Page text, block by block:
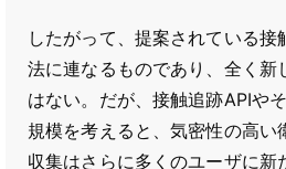
したがって、提案されている接
法に連なるものであり、全く新
はない。だが、接触追跡APIや
規模を考えると、気密性の高い
収集はさらに多くのユーザに新